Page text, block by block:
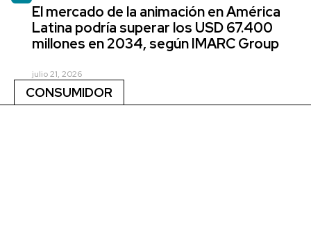
El mercado de la animación en América
Latina podría superar los USD 67.400
millones en 2034, según IMARC Group
julio 21, 2026
CONSUMIDOR